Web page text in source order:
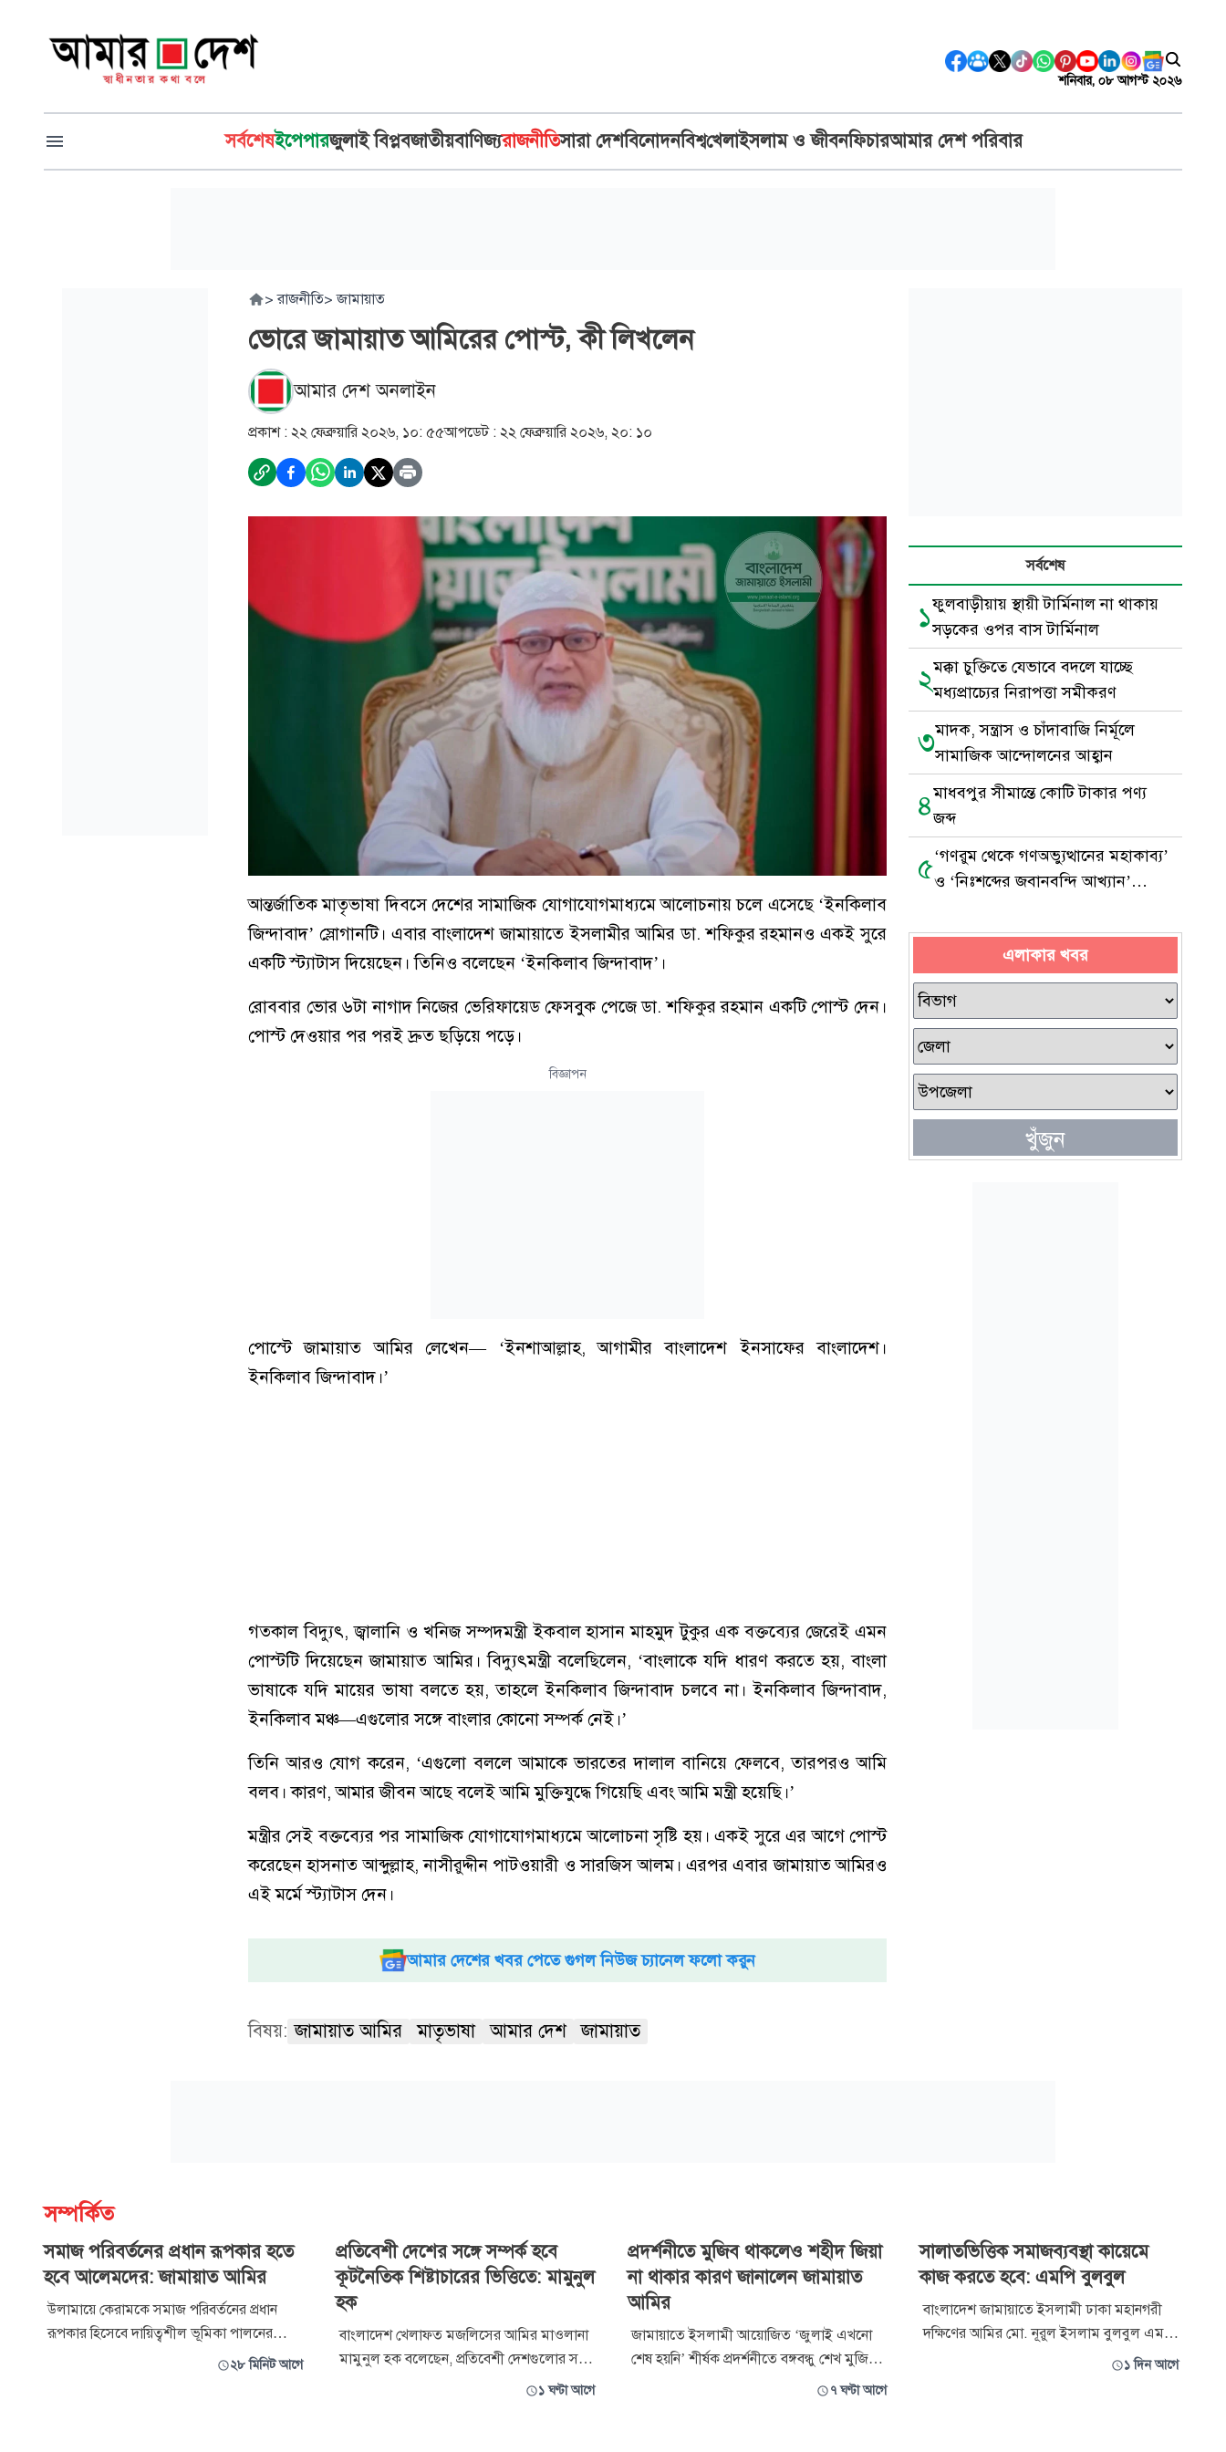
শনিবার, ০৮ আগস্ট ২০২৬
সর্বশেষইপেপারজুলাই বিপ্লবজাতীয়বাণিজ্যরাজনীতিসারা দেশবিনোদনবিশ্বখেলাইসলাম ও জীবনফিচারআমার দেশ পরিবার
> রাজনীতি> জামায়াত
ভোরে জামায়াত আমিরের পোস্ট, কী লিখলেন
আমার দেশ অনলাইন
প্রকাশ : ২২ ফেব্রুয়ারি ২০২৬, ১০: ৫৫আপডেট : ২২ ফেব্রুয়ারি ২০২৬, ২০: ১০
আন্তর্জাতিক মাতৃভাষা দিবসে দেশের সামাজিক যোগাযোগমাধ্যমে আলোচনায় চলে এসেছে ‘ইনকিলাব
জিন্দাবাদ’ স্লোগানটি। এবার বাংলাদেশ জামায়াতে ইসলামীর আমির ডা. শফিকুর রহমানও একই সুরে
একটি স্ট্যাটাস দিয়েছেন। তিনিও বলেছেন ‘ইনকিলাব জিন্দাবাদ’।
রোববার ভোর ৬টা নাগাদ নিজের ভেরিফায়েড ফেসবুক পেজে ডা. শফিকুর রহমান একটি পোস্ট দেন।
পোস্ট দেওয়ার পর পরই দ্রুত ছড়িয়ে পড়ে।
বিজ্ঞাপন
পোস্টে জামায়াত আমির লেখেন— ‘ইনশাআল্লাহ, আগামীর বাংলাদেশ ইনসাফের বাংলাদেশ।
ইনকিলাব জিন্দাবাদ।’
গতকাল বিদ্যুৎ, জ্বালানি ও খনিজ সম্পদমন্ত্রী ইকবাল হাসান মাহমুদ টুকুর এক বক্তব্যের জেরেই এমন
পোস্টটি দিয়েছেন জামায়াত আমির। বিদ্যুৎমন্ত্রী বলেছিলেন, ‘বাংলাকে যদি ধারণ করতে হয়, বাংলা
ভাষাকে যদি মায়ের ভাষা বলতে হয়, তাহলে ইনকিলাব জিন্দাবাদ চলবে না। ইনকিলাব জিন্দাবাদ,
ইনকিলাব মঞ্চ—এগুলোর সঙ্গে বাংলার কোনো সম্পর্ক নেই।’
তিনি আরও যোগ করেন, ‘এগুলো বললে আমাকে ভারতের দালাল বানিয়ে ফেলবে, তারপরও আমি
বলব। কারণ, আমার জীবন আছে বলেই আমি মুক্তিযুদ্ধে গিয়েছি এবং আমি মন্ত্রী হয়েছি।’
মন্ত্রীর সেই বক্তব্যের পর সামাজিক যোগাযোগমাধ্যমে আলোচনা সৃষ্টি হয়। একই সুরে এর আগে পোস্ট
করেছেন হাসনাত আব্দুল্লাহ, নাসীরুদ্দীন পাটওয়ারী ও সারজিস আলম। এরপর এবার জামায়াত আমিরও
এই মর্মে স্ট্যাটাস দেন।
আমার দেশের খবর পেতে গুগল নিউজ চ্যানেল ফলো করুন
বিষয়: জামায়াত আমির মাতৃভাষা আমার দেশ জামায়াত
সর্বশেষ
১ফুলবাড়ীয়ায় স্থায়ী টার্মিনাল না থাকায়
সড়কের ওপর বাস টার্মিনাল
২মক্কা চুক্তিতে যেভাবে বদলে যাচ্ছে
মধ্যপ্রাচ্যের নিরাপত্তা সমীকরণ
৩মাদক, সন্ত্রাস ও চাঁদাবাজি নির্মূলে
সামাজিক আন্দোলনের আহ্বান
৪মাধবপুর সীমান্তে কোটি টাকার পণ্য
জব্দ
৫‘গণরুম থেকে গণঅভ্যুত্থানের মহাকাব্য’
ও ‘নিঃশব্দের জবানবন্দি আখ্যান’
এলাকার খবর
খুঁজুন
সম্পর্কিত
সমাজ পরিবর্তনের প্রধান রূপকার হতে
হবে আলেমদের: জামায়াত আমির
উলামায়ে কেরামকে সমাজ পরিবর্তনের প্রধান
রূপকার হিসেবে দায়িত্বশীল ভূমিকা পালনের
আহ্বান জানিয়েছেন, বিরোধীদলীয় নেতা ও২৮ মিনিট আগে
প্রতিবেশী দেশের সঙ্গে সম্পর্ক হবে
কূটনৈতিক শিষ্টাচারের ভিত্তিতে: মামুনুল
হক
বাংলাদেশ খেলাফত মজলিসের আমির মাওলানা
মামুনুল হক বলেছেন, প্রতিবেশী দেশগুলোর সঙ্গে
বাংলাদেশের সম্পর্ক পারস্পরিক সম্মান, ১ ঘণ্টা আগে
প্রদর্শনীতে মুজিব থাকলেও শহীদ জিয়া
না থাকার কারণ জানালেন জামায়াত
আমির
জামায়াতে ইসলামী আয়োজিত ‘জুলাই এখনো
শেষ হয়নি’ শীর্ষক প্রদর্শনীতে বঙ্গবন্ধু শেখ মুজিবুর
রহমানের ৭ মার্চের ভাষণ থাকলেও স্বাধীনতার
৭ ঘণ্টা আগে
সালাতভিত্তিক সমাজব্যবস্থা কায়েমে
কাজ করতে হবে: এমপি বুলবুল
বাংলাদেশ জামায়াতে ইসলামী ঢাকা মহানগরী
দক্ষিণের আমির মো. নূরুল ইসলাম বুলবুল এমপি
বলেছেন, দ্বীন প্রতিষ্ঠার কাজে নিজেকে ১ দিন আগে